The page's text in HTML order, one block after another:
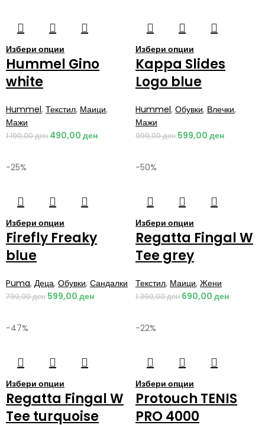
Избери опции
Hummel Gino
white
Hummel, Текстил, Маици,
Мажи
1.190,00ден 490,00 ден
Избери опции
Kappa Slides
Logo blue
Hummel, Обувки, Влечки,
Мажи
999,00ден 599,00 ден
-25%
Избери опции
Firefly Freaky
blue
Puma, Деца, Обувки, Сандалки
799,00ден 599,00 ден
-50%
Избери опции
Regatta Fingal W
Tee grey
Текстил, Маици, Жени
1.390,00ден 690,00 ден
-47%
Избери опции
Regatta Fingal W
Tee turquoise
-22%
Избери опции
Protouch TENIS
PRO 4000